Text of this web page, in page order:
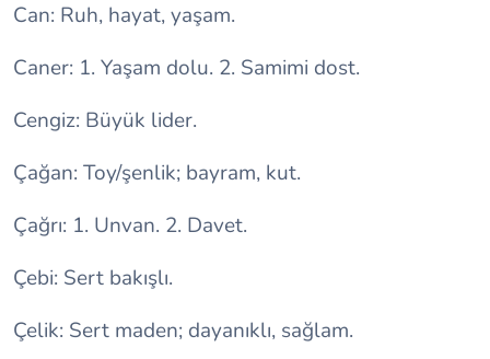
Can: Ruh, hayat, yaşam.
Caner: 1. Yaşam dolu. 2. Samimi dost.
Cengiz: Büyük lider.
Çağan: Toy/şenlik; bayram, kut.
Çağrı: 1. Unvan. 2. Davet.
Çebi: Sert bakışlı.
Çelik: Sert maden; dayanıklı, sağlam.